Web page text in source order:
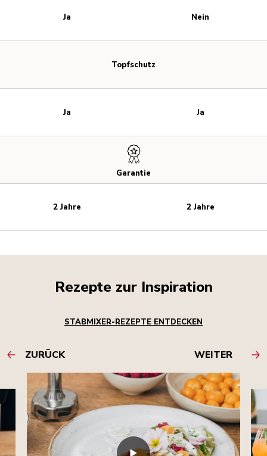
Topfschutz
Garantie
Ja
Ja
2 Jahre
Nein
Ja
2 Jahre
Rezepte zur Inspiration
STABMIXER-REZEPTE ENTDECKEN
ZURÜCK WEITER